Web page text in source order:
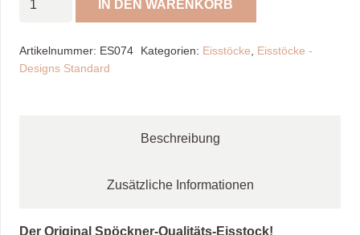
blau,
schwarz
IN DEN WARENKORB
Artikelnummer: ES074 Kategorien: Eisstöcke
Eisstöcke -
Designs Standard
Beschreibung
Zusätzliche Informationen
Der Original Spöckner-Qualitäts-Eisstock!